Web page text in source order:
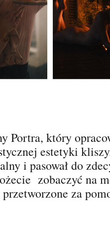
Portra, który
estetyki
i pasował do
zobaczyć na
przetworzone za